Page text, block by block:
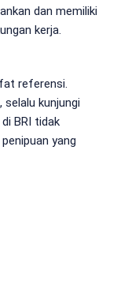
dan memiliki
kerja.
referensi.
kunjungi
BRI tidak
yang